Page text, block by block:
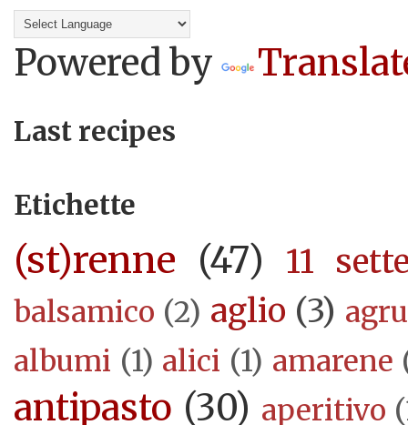
Powered by
Last recipes
Etichette
(st)renne (47) 11
balsamico (2) aglio (3)
albumi (1) alici (1) amarene
antipasto (30) aperitivo